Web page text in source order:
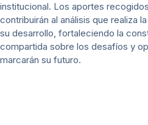
institucional. Los aportes
contribuirán al análisis que realiza
su desarrollo, fortaleciendo la
compartida sobre los desafíos y
marcarán su futuro.